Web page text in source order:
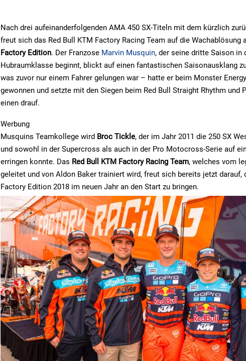
Nach drei aufeinanderfolgenden AMA 450 SX-Titeln mit dem kürzlich
freut sich das Red Bull KTM Factory Racing Team auf die Wachablösung
Factory Edition. Der Franzose Marvin Musquin, der seine dritte Saison in
Hubraumklasse beginnt, blickt auf einen fantastischen Saisonausklang
was zuvor nur einem Fahrer gelungen war – hatte er beim Monster
gewonnen und setzte mit den Siegen beim Red Bull Straight Rhythm und
einen drauf.
Werbung
Musquins Teamkollege wird Broc Tickle, der im Jahr 2011 die 250 SX
und sowohl in der Supercross als auch in der Pro Motocross-Serie auf
erringen konnte. Das Red Bull KTM Factory Racing Team, welches vom
geleitet und von Aldon Baker trainiert wird, freut sich bereits jetzt darauf,
Factory Edition 2018 im neuen Jahr an den Start zu bringen.